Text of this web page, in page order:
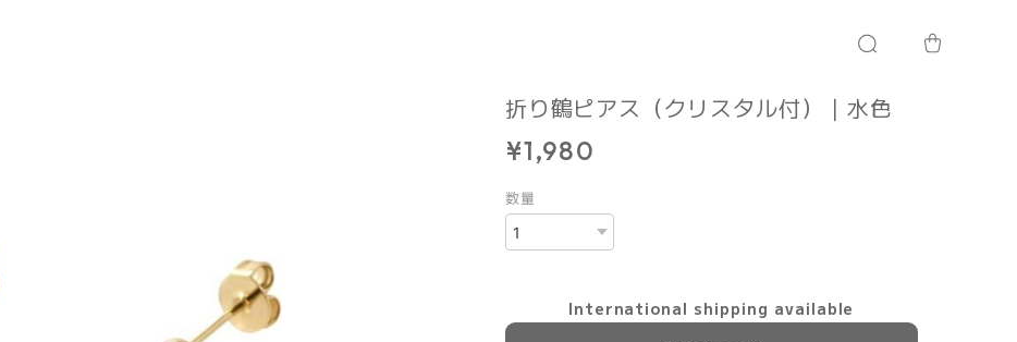
折り鶴ピアス（クリスタル付）｜水色
¥1,980
数量
International shipping available